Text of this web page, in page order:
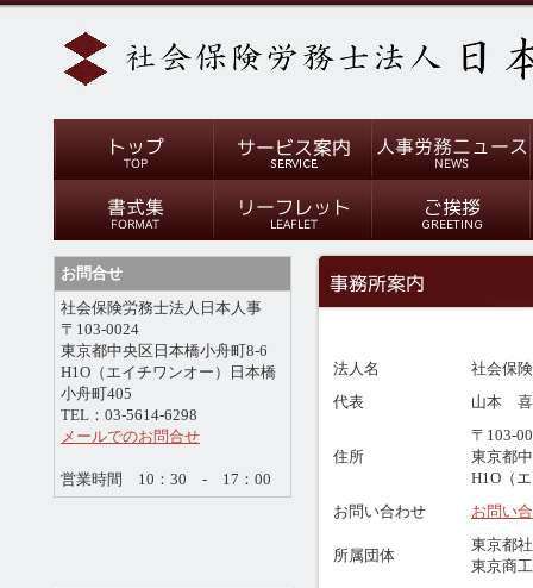
法人名
社会保
代表
山本 喜
住所
〒103-
東京都
H1O（
お問い合わせ
お問い
所属団体
東京都
東京商
お問合せ
社会保険労務士法人日本人事
〒103-0024
東京都中央区日本橋小舟町8-6
H1O（エイチワンオー）日本橋
小舟町405
TEL：03-5614-6298
メールでのお問合せ
営業時間 10：30 - 17：00